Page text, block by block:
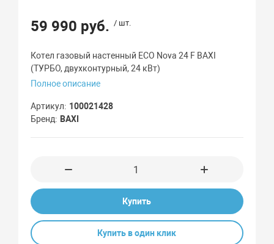
59 990 руб. / шт.
Котел газовый настенный ECO Nova 24 F BAXI
(ТУРБО, двухконтурный, 24 кВт)
Полное описание
Артикул
100021428
Бренд
BAXI
Купить
Купить в один клик